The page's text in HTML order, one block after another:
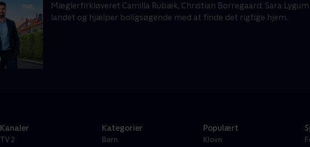
Mæglerfirkløveret Camilla Rubæk, Christian Borregaard, Sara
landet og hjælper boligsøgende med at finde det rigtige hjem.
Kanaler
TV 2
Kategorier
Børn
Populært
Klovn